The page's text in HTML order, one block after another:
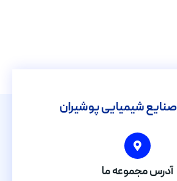
صنایع شیمیایی پوشیران
آدرس مجموعه ما